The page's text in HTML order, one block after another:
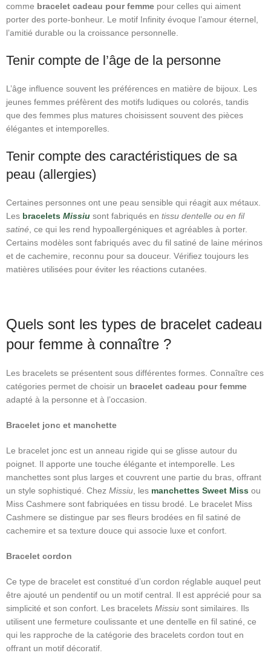
comme bracelet cadeau pour femme pour celles qui aiment
porter des porte‑bonheur. Le motif Infinity évoque l’amour éternel,
l’amitié durable ou la croissance personnelle.
Tenir compte de l’âge de la personne
L’âge influence souvent les préférences en matière de bijoux. Les
jeunes femmes préfèrent des motifs ludiques ou colorés, tandis
que des femmes plus matures choisissent souvent des pièces
élégantes et intemporelles.
Tenir compte des caractéristiques de sa
peau (allergies)
Certaines personnes ont une peau sensible qui réagit aux métaux.
Les bracelets Missiu sont fabriqués en tissu dentelle ou en fil
satiné , ce qui les rend hypoallergéniques et agréables à porter.
Certains modèles sont fabriqués avec du fil satiné de laine mérinos
et de cachemire, reconnu pour sa douceur. Vérifiez toujours les
matières utilisées pour éviter les réactions cutanées.
Quels sont les types de bracelet cadeau
pour femme à connaître ?
Les bracelets se présentent sous différentes formes. Connaître ces
catégories permet de choisir un bracelet cadeau pour femme
adapté à la personne et à l’occasion.
Bracelet jonc et manchette
Le bracelet jonc est un anneau rigide qui se glisse autour du
poignet. Il apporte une touche élégante et intemporelle. Les
manchettes sont plus larges et couvrent une partie du bras, offrant
un style sophistiqué. Chez Missiu , les manchettes Sweet Miss ou
Miss Cashmere sont fabriquées en tissu brodé. Le bracelet Miss
Cashmere se distingue par ses fleurs brodées en fil satiné de
cachemire et sa texture douce qui associe luxe et confort.
Bracelet cordon
Ce type de bracelet est constitué d’un cordon réglable auquel peut
être ajouté un pendentif ou un motif central. Il est apprécié pour sa
simplicité et son confort. Les bracelets Missiu sont similaires. Ils
utilisent une fermeture coulissante et une dentelle en fil satiné, ce
qui les rapproche de la catégorie des bracelets cordon tout en
offrant un motif décoratif.